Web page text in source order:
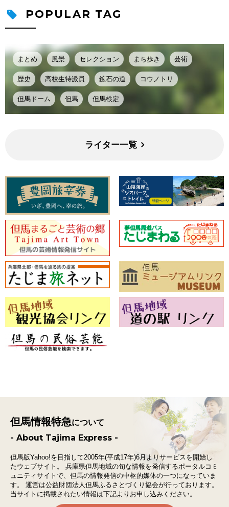
POPULAR TAG
まとめ 風景 セレクション まち歩き 芸術
歴史 高校生特派員 鉱石の道 コウノトリ
但馬ドーム 但馬 但馬検定
ライター一覧
但馬情報特急について
- About Tajima Express -
但馬版Yahoo!を目指して2005年(平成17年)6月よりサービスを開始し
たウェブサイト。
兵庫県但馬地域の旬な情報を発信するポータルコミ
ュニティサイトで、 但馬の情報発信の中枢的媒体の一つになっていま
す。
運営は公益財団法人但馬ふるさとづくり協会が行っております。
当サイトに掲載されたい情報は下記よりお申し込みください。